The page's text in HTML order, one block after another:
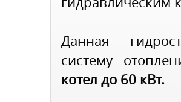
Данная
систему
котел до 60 кВт.